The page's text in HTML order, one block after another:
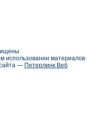
использовании
— Петерлинк Веб